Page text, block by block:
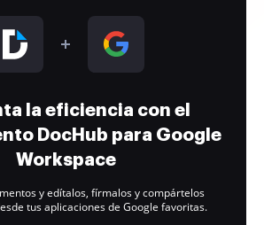
la eficiencia con el
DocHub para Google
Workspace
y edítalos, fírmalos y compártelos
tus aplicaciones de Google favoritas.